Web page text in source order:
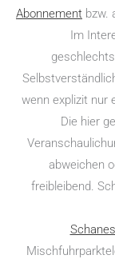
Abonnement bzw.
Im
wenn explizit nur
Die hier
abweichen
freibleibend.